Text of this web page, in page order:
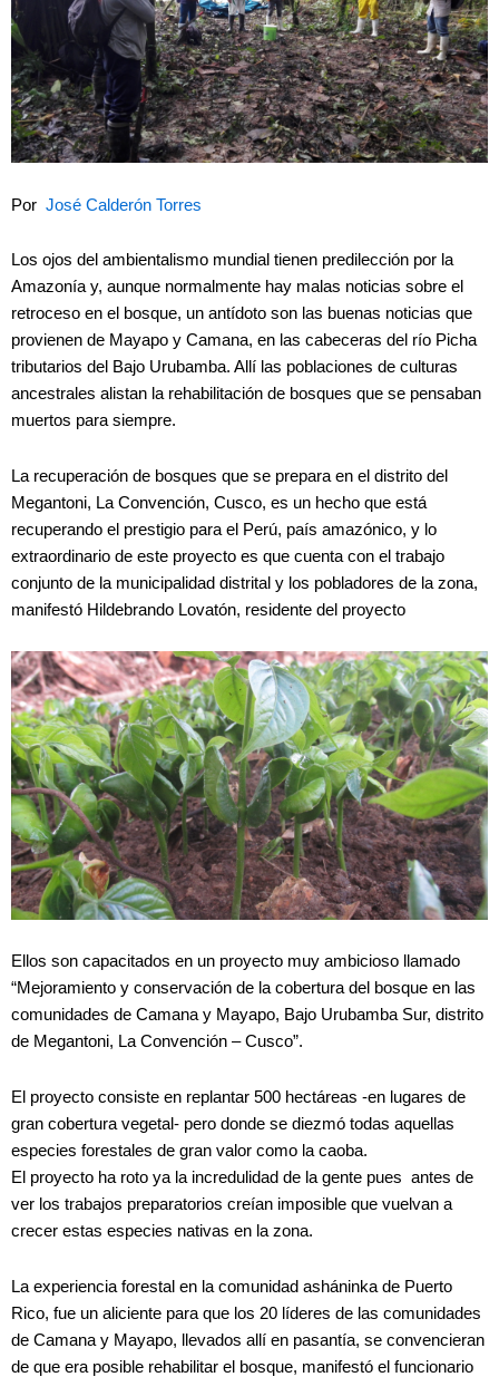
Por José Calderón Torres
Los ojos del ambientalismo mundial tienen predilección por la
Amazonía y, aunque normalmente hay malas noticias sobre el
retroceso en el bosque, un antídoto son las buenas noticias que
provienen de Mayapo y Camana, en las cabeceras del río Picha
tributarios del Bajo Urubamba. Allí las poblaciones de culturas
ancestrales alistan la rehabilitación de bosques que se pensaban
muertos para siempre.
La recuperación de bosques que se prepara en el distrito del
Megantoni, La Convención, Cusco, es un hecho que está
recuperando el prestigio para el Perú, país amazónico, y lo
extraordinario de este proyecto es que cuenta con el trabajo
conjunto de la municipalidad distrital y los pobladores de la zona,
manifestó Hildebrando Lovatón, residente del proyecto
Ellos son capacitados en un proyecto muy ambicioso llamado
“Mejoramiento y conservación de la cobertura del bosque en las
comunidades de Camana y Mayapo, Bajo Urubamba Sur, distrito
de Megantoni, La Convención – Cusco”.
El proyecto consiste en replantar 500 hectáreas -en lugares de
gran cobertura vegetal- pero donde se diezmó todas aquellas
especies forestales de gran valor como la caoba.
El proyecto ha roto ya la incredulidad de la gente pues antes de
ver los trabajos preparatorios creían imposible que vuelvan a
crecer estas especies nativas en la zona.
La experiencia forestal en la comunidad asháninka de Puerto
Rico, fue un aliciente para que los 20 líderes de las comunidades
de Camana y Mayapo, llevados allí en pasantía, se convencieran
de que era posible rehabilitar el bosque, manifestó el funcionario